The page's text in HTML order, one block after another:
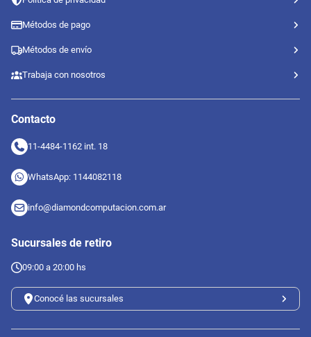
Métodos de pago
Métodos de envío
Trabaja con nosotros
Contacto
11-4484-1162 int. 18
WhatsApp: 1144082118
info@diamondcomputacion.com.ar
Sucursales de retiro
09:00 a 20:00 hs
Conocé las sucursales